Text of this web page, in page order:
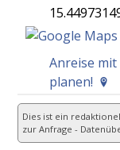
Anreise
planen!
Dies ist ein
zur Anfrage -